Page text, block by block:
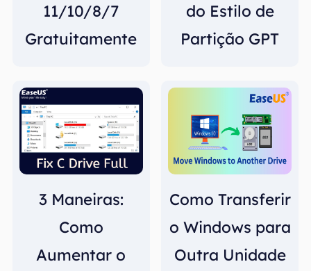
11/10/8/7
Gratuitamente
do Estilo de
Partição GPT
3 Maneiras:
Como
Aumentar o
Como Transferir
o Windows para
Outra Unidade